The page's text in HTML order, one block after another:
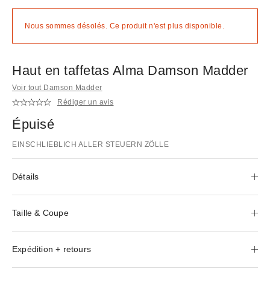
Nous sommes désolés. Ce produit n'est plus disponible.
Haut en taffetas Alma Damson Madder
Voir tout Damson Madder
Rédiger un avis
Épuisé
EINSCHLIEBLICH ALLER STEUERN ZÖLLE
Détails
Taille & Coupe
Expédition + retours